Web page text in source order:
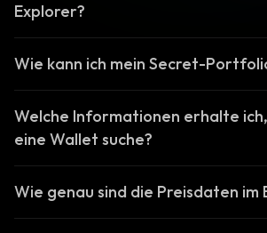
Explorer?
Wie kann ich mein Secret-
Welche Informationen erhalte
eine Wallet suche?
Wie genau sind die Preisdaten im